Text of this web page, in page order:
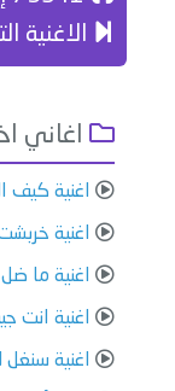
الاغنية
اغاني
اغنية كيف
اغنية
اغنية ما
اغنية انت
اغنية سنغل